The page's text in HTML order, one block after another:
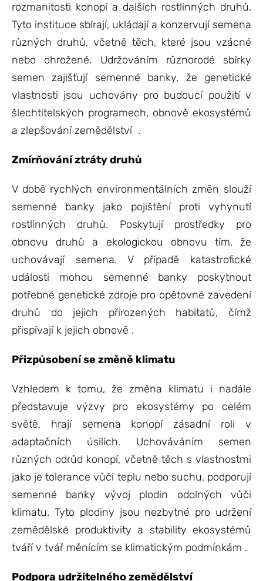
rozmanitosti konopí a dalších rostlinných druhů.
Tyto instituce sbírají, ukládají a konzervují semena
různých druhů, včetně těch, které jsou vzácné
nebo ohrožené. Udržováním různorodé sbírky
semen zajišťují semenné banky, že genetické
vlastnosti jsou uchovány pro budoucí použití v
šlechtitelských programech, obnově ekosystémů
a zlepšování zemědělství .
Zmírňování ztráty druhů
V době rychlých environmentálních změn slouží
semenné banky jako pojištění proti vyhynutí
rostlinných druhů. Poskytují prostředky pro
obnovu druhů a ekologickou obnovu tím, že
uchovávají semena. V případě katastrofické
události mohou semenné banky poskytnout
potřebné genetické zdroje pro opětovné zavedení
druhů do jejich přirozených habitatů, čímž
přispívají k jejich obnově .
Přizpůsobení se změně klimatu
Vzhledem k tomu, že změna klimatu i nadále
představuje výzvy pro ekosystémy po celém
světě, hrají semena konopí zásadní roli v
adaptačních úsilích. Uchováváním semen
různých odrůd konopí, včetně těch s vlastnostmi
jako je tolerance vůči teplu nebo suchu, podporují
semenné banky vývoj plodin odolných vůči
klimatu. Tyto plodiny jsou nezbytné pro udržení
zemědělské produktivity a stability ekosystémů
tváří v tvář měnícím se klimatickým podmínkám .
Podpora udržitelného zemědělství